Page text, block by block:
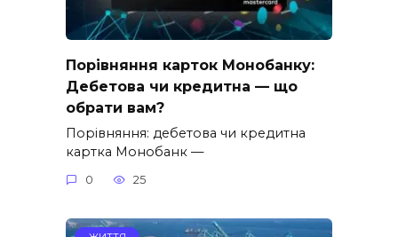
Порівняння карток Монобанку:
Дебетова чи кредитна — що
обрати вам?
Порівняння: дебетова чи кредитна
картка Монобанк —
0 25